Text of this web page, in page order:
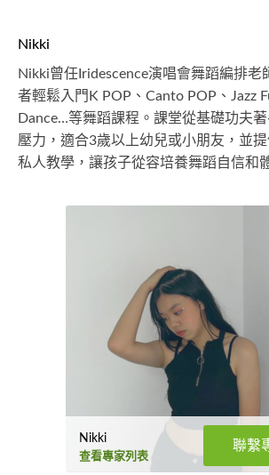
Nikki
Nikki曾任Iridescence演唱會舞蹈編排老
者輕鬆入門K POP、Canto POP、Jazz
Dance…等舞蹈課程。課堂從基礎功夫
壓力，適合3歲以上幼兒或小朋友，並
私人教學，讓孩子從容培養舞蹈自信和
Nikki
查看專家列表
聯繫